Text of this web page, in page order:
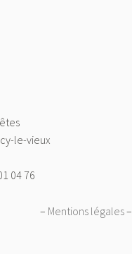
le-vieux
04 76
– Mentions légales–